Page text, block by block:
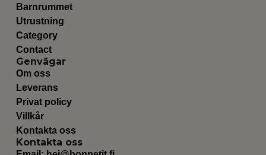
Barnrummet
Utrustning
Category
Contact
Genvägar
Om oss
Leverans
Privat policy
Villkår
Kontakta oss
Kontakta oss